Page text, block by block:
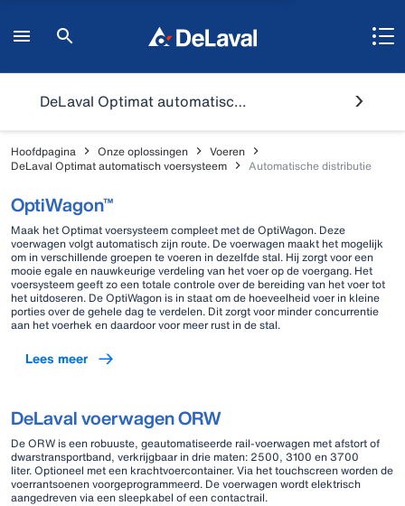
DeLaval Optimat automatisch voersysteem
Hoofdpagina Onze oplossingen
Voeren
DeLaval Optimat automatisch voersysteem
Automatische distributie
OptiWagon™
Maak het Optimat voersysteem compleet met de OptiWagon. Deze
voerwagen volgt automatisch zijn route. De voerwagen maakt het mogelijk
om in verschillende groepen te voeren in dezelfde stal. Hij zorgt voor een
mooie egale en nauwkeurige verdeling van het voer op de voergang. Het
voersysteem geeft zo een totale controle over de bereiding van het voer tot
het uitdoseren. De OptiWagon is in staat om de hoeveelheid voer in kleine
porties over de gehele dag te verdelen. Dit zorgt voor minder concurrentie
aan het voerhek en daardoor voor meer rust in de stal.
Lees meer
DeLaval voerwagen ORW
De ORW is een robuuste, geautomatiseerde rail-voerwagen met afstort of
dwarstransportband, verkrijgbaar in drie maten: 2500, 3100 en 3700
liter. Optioneel met een krachtvoercontainer. Via het touchscreen worden de
voerrantsoenen voorgeprogrammeerd. De voerwagen wordt elektrisch
aangedreven via een sleepkabel of een contactrail.